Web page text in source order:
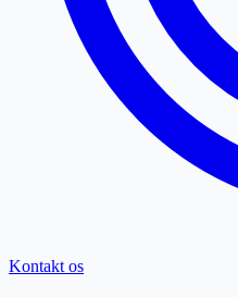
Kontakt os